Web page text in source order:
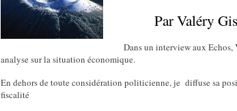
Par Valéry
Dans un interview aux Echos,
analyse sur la situation économique.
En dehors de toute considération politicienne, je diffuse sa
fiscalité